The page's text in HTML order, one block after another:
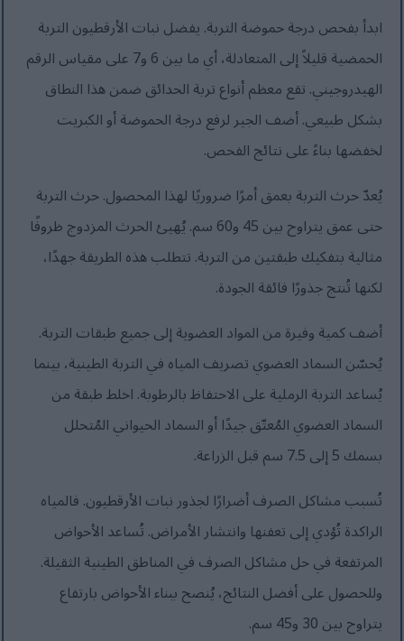
ابدأ بفحص درجة حموضة التربة. يفضل نبات الأرقطيون التربة
الحمضية قليلاً إلى المتعادلة، أي ما بين 6 و7 على مقياس الرقم
الهيدروجيني. تقع معظم أنواع تربة الحدائق ضمن هذا النطاق
بشكل طبيعي. أضف الجير لرفع درجة الحموضة أو الكبريت
لخفضها بناءً على نتائج الفحص.
يُعدّ حرث التربة بعمق أمرًا ضروريًا لهذا المحصول. حرث التربة
حتى عمق يتراوح بين 45 و60 سم. يُهيئ الحرث المزدوج ظروفًا
مثالية بتفكيك طبقتين من التربة. تتطلب هذه الطريقة جهدًا،
لكنها تُنتج جذورًا فائقة الجودة.
أضف كمية وفيرة من المواد العضوية إلى جميع طبقات التربة.
يُحسّن السماد العضوي تصريف المياه في التربة الطينية، بينما
يُساعد التربة الرملية على الاحتفاظ بالرطوبة. اخلط طبقة من
السماد العضوي المُعتّق جيدًا أو السماد الحيواني المُتحلل
بسمك 5 إلى 7.5 سم قبل الزراعة.
تُسبب مشاكل الصرف أضرارًا لجذور نبات الأرقطيون. فالمياه
الراكدة تُؤدي إلى تعفنها وانتشار الأمراض. تُساعد الأحواض
المرتفعة في حل مشاكل الصرف في المناطق الطينية الثقيلة.
وللحصول على أفضل النتائج، يُنصح ببناء الأحواض بارتفاع
يتراوح بين 30 و45 سم.